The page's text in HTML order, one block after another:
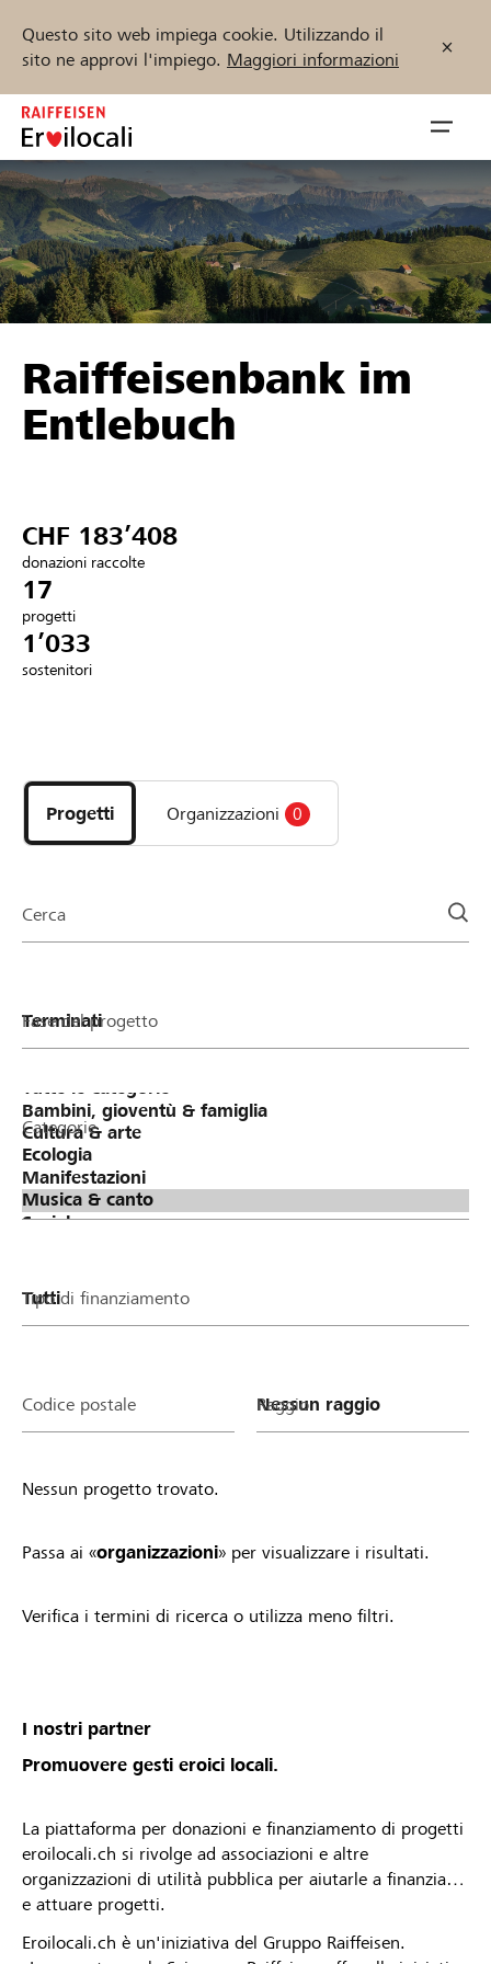
Questo sito web impiega cookie. Utilizzando il
sito ne approvi l'impiego. Maggiori informazioni
Zum
Inhalt
springen
öffnen
Sostenere
Aiuto & supporto
Collegarsi
Trova progetti e organizzazioni
Inizia ora
DE FR IT
Raiffeisenbank im
Entlebuch
CHF 183’408
donazioni raccolte
17
progetti
1’033
sostenitori
i
progetti
e
della
Progetti Organizzazioni 0
Cerca
Fase del progetto
Categorie
Tipo di finanziamento
Codice postale Raggio
Nessun progetto trovato.
Passa ai «organizzazioni» per visualizzare i risultati.
Verifica i termini di ricerca o utilizza meno filtri.
I nostri partner
Promuovere gesti eroici locali.
La piattaforma per donazioni e finanziamento di progetti
eroilocali.ch si rivolge ad associazioni e altre
organizzazioni di utilità pubblica per aiutarle a finanziare
e attuare progetti.
Eroilocali.ch è un'iniziativa del Gruppo Raiffeisen.